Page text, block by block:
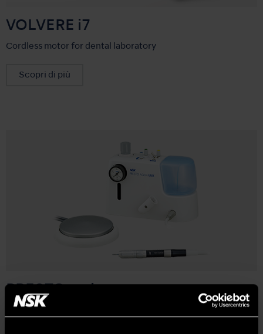
VOLVERE i7
Cordless motor for dental laboratory
Scopri di più
PRESTO series